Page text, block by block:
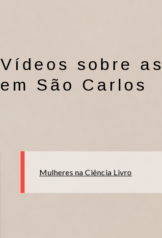
Vídeos sobre
em São Carlos
Mulheres na Ciência Livro